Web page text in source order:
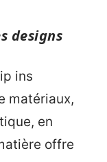
designs
ins
matériaux,
en
offre